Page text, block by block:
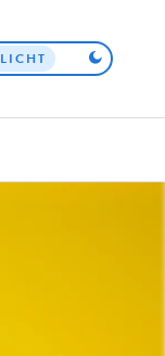
Top
LICHT